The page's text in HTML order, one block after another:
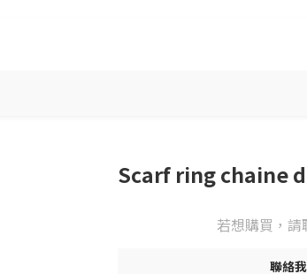
Scarf ring chaine
若想購買，請
聯絡